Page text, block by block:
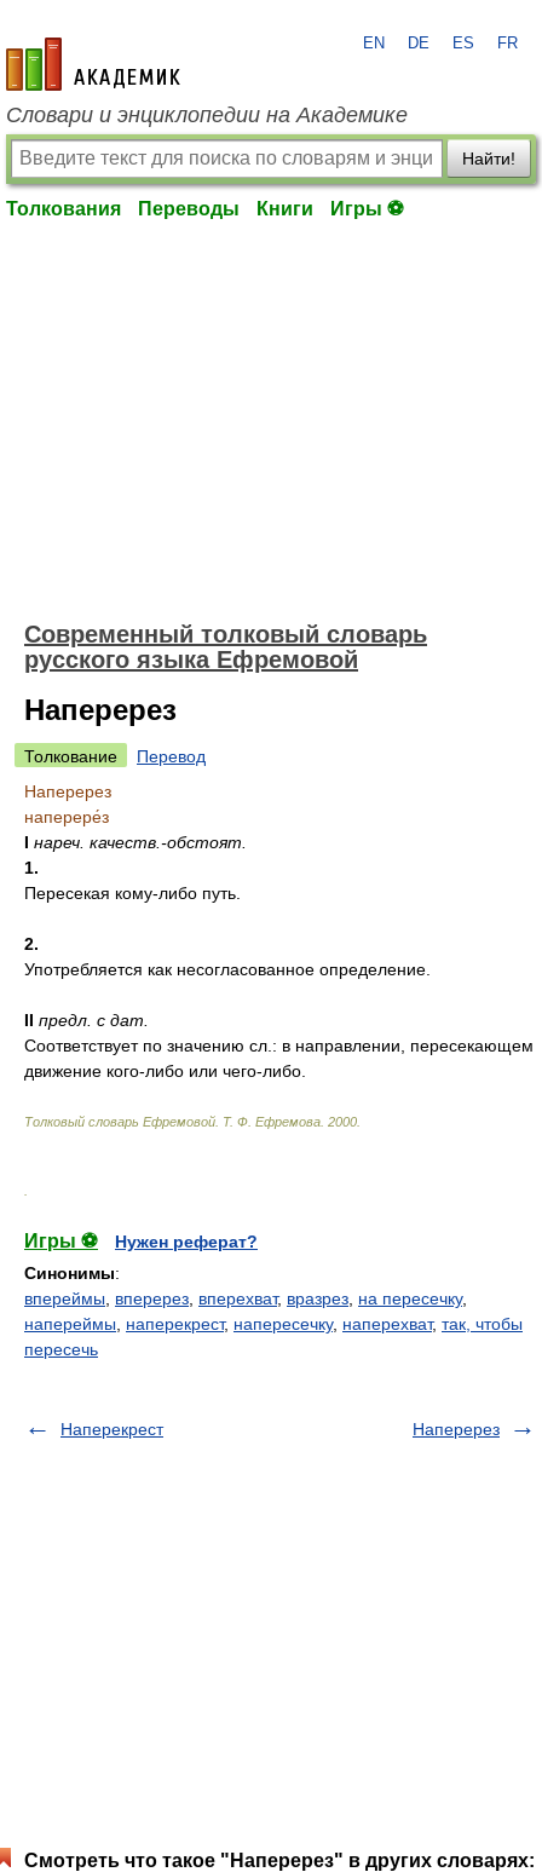
academic.ru
EN DE ES FR
Словари и энциклопедии на Академике
Найти!
Толкования Переводы Книги Игры ⚽
Современный толковый словарь
русского языка Ефремовой
Наперерез
Толкование
Перевод
Наперерез
наперере́з
I нареч. качеств.-обстоят.
1.
Пересекая кому-либо путь.
2.
Употребляется как несогласованное определение.
II предл. с дат.
Соответствует по значению сл.: в направлении, пересекающем
движение кого-либо или чего-либо.
Толковый словарь Ефремовой Т. Ф. Ефремова. 2000
Игры ⚽
Нужен реферат?
Синонимы:
впереймы
вперерез вперехват, вразрез на пересечку,
напереймы
наперекрест, напересечку, наперехват, так, чтобы
пересечь
Наперекрест Наперерез
Смотреть что такое "Наперерез" в других словарях: